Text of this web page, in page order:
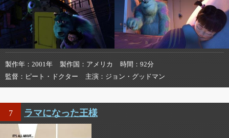
製作年 2001年 製作国 アメリカ 時間
92分
監督
ピート・ドクター 主演 ジョン・グッドマン
7 ラマになった王様